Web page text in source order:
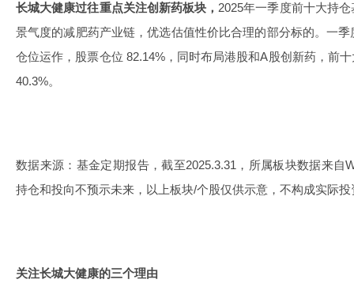
长城大健康过往重点关注创新药板块， 2025年一季度前十大持
景气度的减肥药产业链，优选估值性价比合理的部分标的。一
仓位运作，股票仓位 82.14%，同时布局港股和A股创新药，前
40.3%。
数据来源：基金定期报告，截至2025.3.31，所属板块数据来自
持仓和投向不预示未来，以上板块/个股仅供示意，不构成实际
关注长城大健康的三个理由